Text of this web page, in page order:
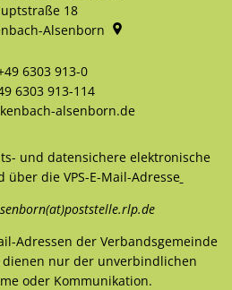
18
Alsenborn
6303 913-0
6303 913-114
alsenborn.de
und datensichere elektronische
die VPS-E-Mail-Adresse
Adressen der Verbandsgemeinde
dienen nur der unverbindlichen
oder Kommunikation.